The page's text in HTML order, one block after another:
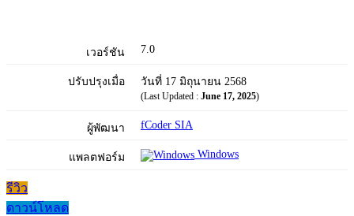
เวอร์ชัน 7.0
ปรับปรุงเมื่อ วันที่ 17 มิถุนายน 2568
(Last Updated : June 17, 2025)
ผู้พัฒนา fCoder SIA
แพลตฟอร์ม Windows
รีวิว
ดาวน์โหลด